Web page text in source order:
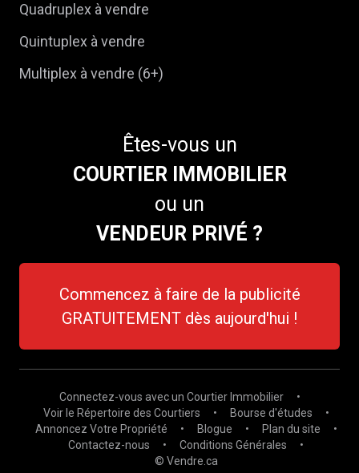
Quadruplex à vendre
Quintuplex à vendre
Multiplex à vendre (6+)
Êtes-vous un
COURTIER IMMOBILIER
ou un
VENDEUR PRIVÉ ?
Commencez à faire de la publicité
GRATUITEMENT dès aujourd'hui !
Connectez-vous avec un Courtier Immobilier
•
Voir le Répertoire des Courtiers
• Bourse d'études
•
Annoncez Votre Propriété
• Blogue • Plan du site
•
Contactez-nous
• Conditions Générales
•
© Vendre.ca